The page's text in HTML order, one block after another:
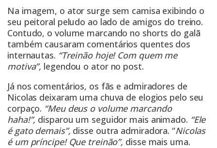
Na imagem, o ator surge sem camisa exibindo o
seu peitoral peludo ao lado de amigos do treino.
Contudo, o volume marcando no shorts do galã
também causaram comentários quentes dos
internautas. “Treinão hoje! Com quem me
motiva”, legendou o ator no post.
Já nos comentários, os fãs e admiradores de
Nicolas deixaram uma chuva de elogios pelo seu
corpaço. “Meu deus o volume marcando
haha!”, disparou um seguidor mais animado. “Ele
é gato demais”, disse outra admiradora. “Nicolas
é um príncipe! Que treinão”, disse mais uma.